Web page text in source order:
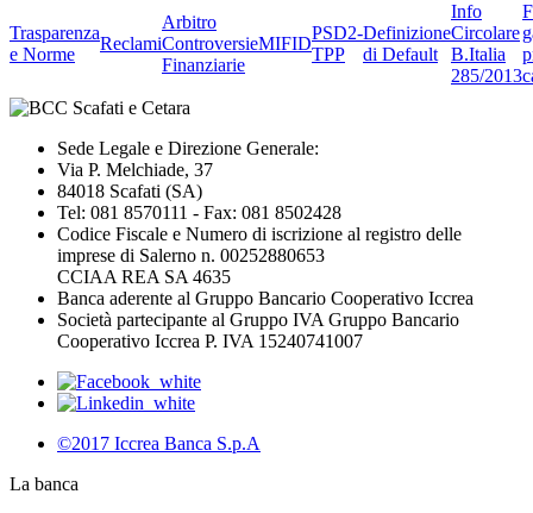
Trasparenza
e Norme
Reclami
Arbitro
Controversie
Finanziarie
MIFID
PSD2-
TPP
Definizione
di Default
Info
Circolare
B.Italia
285/2013
Sede Legale e Direzione Generale:
Via P. Melchiade, 37
84018 Scafati (SA)
Tel: 081 8570111 - Fax: 081 8502428
Codice Fiscale e Numero di iscrizione al registro delle
imprese di Salerno n. 00252880653
CCIAA REA SA 4635
Banca aderente al Gruppo Bancario Cooperativo Iccrea
Società partecipante al Gruppo IVA Gruppo Bancario
Cooperativo Iccrea P. IVA 15240741007
©2017 Iccrea Banca S.p.A
La banca